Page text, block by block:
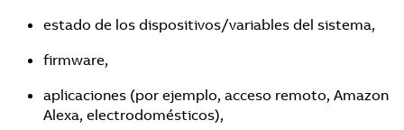
estado de los dispositivos/variables del sistema,
firmware,
aplicaciones (por ejemplo, acceso remoto, Amazon
Alexa, electrodomésticos),